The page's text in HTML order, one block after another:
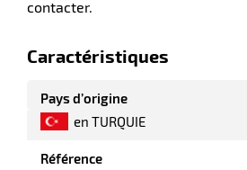
contacter.
Caractéristiques
Pays d’origine
en TURQUIE
Référence